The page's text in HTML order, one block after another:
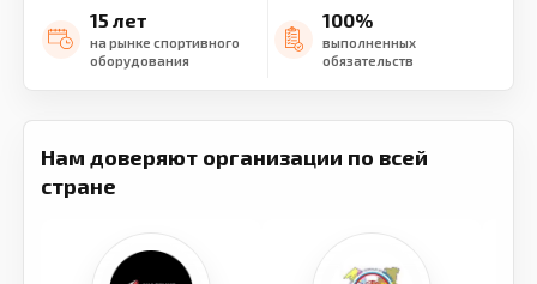
15 лет
на рынке спортивного
оборудования
100%
выполненных
обязательств
Нам доверяют организации по всей
стране